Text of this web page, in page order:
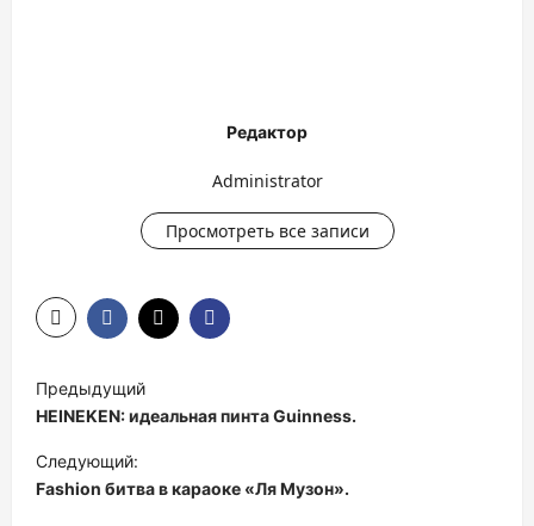
Редактор
Administrator
Просмотреть все записи
а
в
и
Предыдущий
HEINEKEN: идеальная пинта Guinness.
Следующий:
Fashion битва в караоке «Ля Музон».